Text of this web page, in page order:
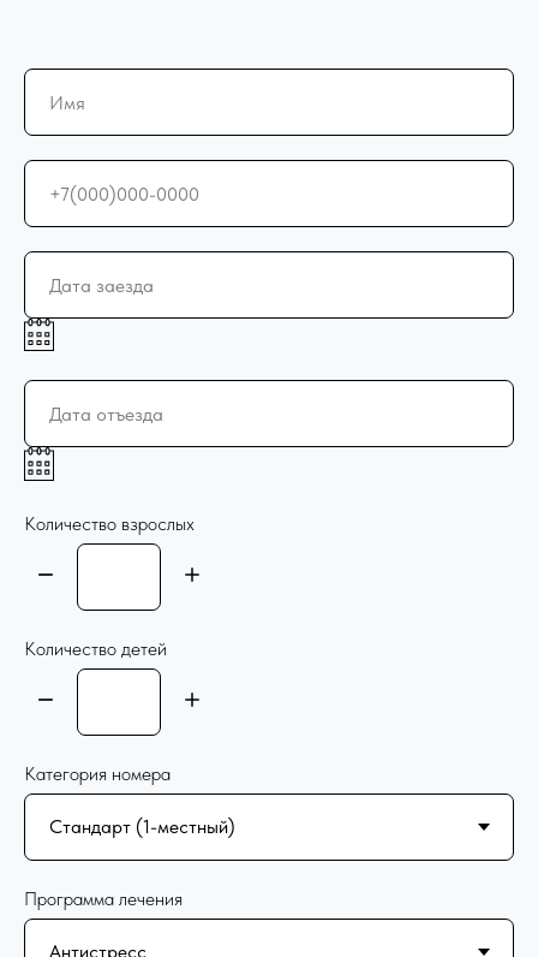
Количество взрослых
Количество детей
Категория номера
Программа лечения